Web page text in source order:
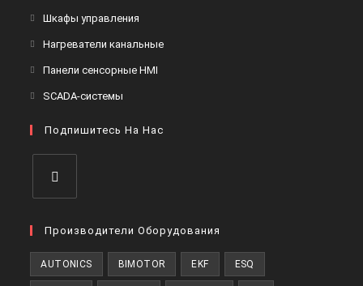
вкладке
вкладке
Шкафы управления
вкладке
Нагреватели канальныеОткроется
Панели сенсорные HMI
вкладке
SCADA-системы
новой
Подпишитесь На Нас
в
вкладке
Производители Оборудования
AUTONICS BIMOTOR EKF ESQ